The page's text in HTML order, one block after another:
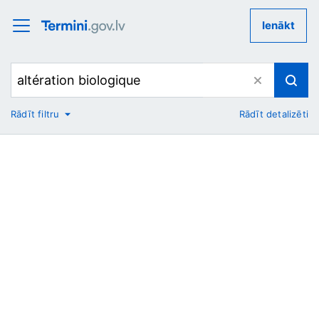
Ienākt
No
Rādīt filtru Rādīt detalizēti